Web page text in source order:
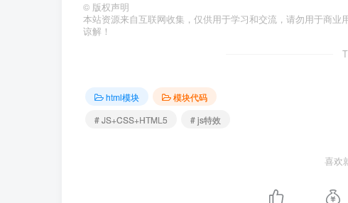
© 版权声明
本站资源来自互联网收集，仅供用于学习和交流，请勿用于商
谅解！
html模块
模块代码
# JS+CSS+HTML5
# js特效
喜欢